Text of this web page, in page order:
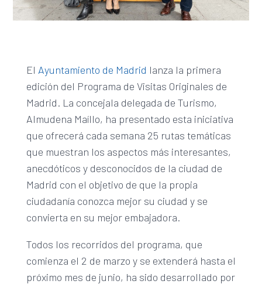
El Ayuntamiento de Madrid lanza la primera
edición del Programa de Visitas Originales de
Madrid. La concejala delegada de Turismo,
Almudena Maíllo, ha presentado esta iniciativa
que ofrecerá cada semana 25 rutas temáticas
que muestran los aspectos más interesantes,
anecdóticos y desconocidos de la ciudad de
Madrid con el objetivo de que la propia
ciudadanía conozca mejor su ciudad y se
convierta en su mejor embajadora.
Todos los recorridos del programa, que
comienza el 2 de marzo y se extenderá hasta el
próximo mes de junio, ha sido desarrollado por